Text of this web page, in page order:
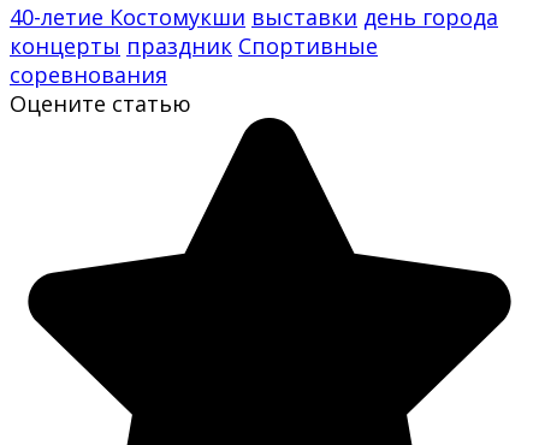
40-летие Костомукши выставки день города
концерты праздник Спортивные
соревнования
Оцените статью